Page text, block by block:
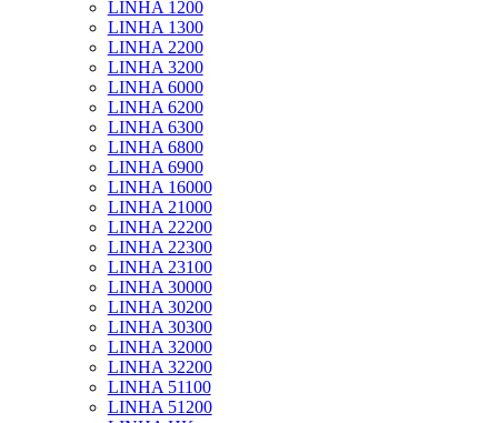
LINHA 1200
LINHA 1300
LINHA 2200
LINHA 3200
LINHA 6000
LINHA 6200
LINHA 6300
LINHA 6800
LINHA 6900
LINHA 16000
LINHA 21000
LINHA 22200
LINHA 22300
LINHA 23100
LINHA 30000
LINHA 30200
LINHA 30300
LINHA 32000
LINHA 32200
LINHA 51100
LINHA 51200